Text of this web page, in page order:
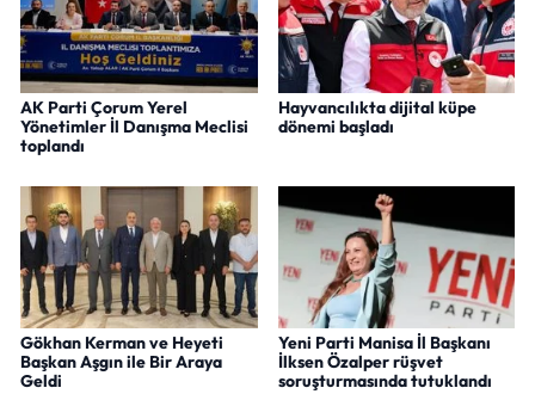
AK Parti Çorum Yerel
Yönetimler İl Danışma Meclisi
toplandı
Hayvancılıkta dijital küpe
dönemi başladı
Gökhan Kerman ve Heyeti
Başkan Aşgın ile Bir Araya
Geldi
Yeni Parti Manisa İl Başkanı
İlksen Özalper rüşvet
soruşturmasında tutuklandı